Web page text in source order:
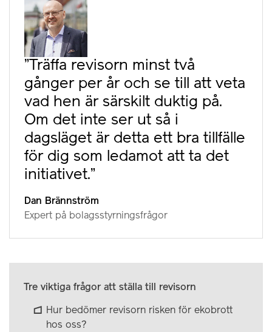
”Träffa revisorn minst två
gånger per år och se till att veta
vad hen är särskilt duktig på.
Om det inte ser ut så i
dagsläget är detta ett bra tillfälle
för dig som ledamot att ta det
initiativet.”
Dan Brännström
Expert på bolagsstyrningsfrågor
Tre viktiga frågor att ställa till revisorn
Hur bedömer revisorn risken för ekobrott
hos oss?